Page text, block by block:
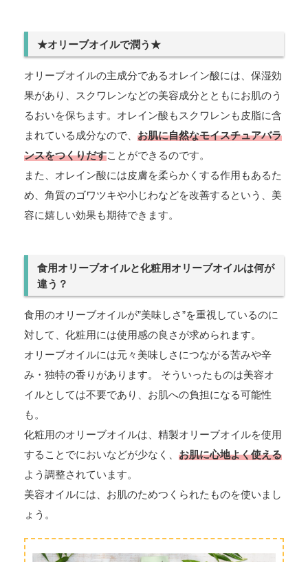
★オリーブオイルで潤う★
オリーブオイルの主成分であるオレイン酸には、保湿効
果があり、スクワレンなどの美容成分とともにお肌のう
るおいを保ちます。オレイン酸もスクワレンも皮脂に含
まれている成分なので、 お肌に自然なモイスチュアバラ
ンスをつくりだすことができるのです。
また、オレイン酸には皮膚を柔らかくする作用もあるた
め、角質のゴワツキや小じわなどを改善するという、美
容に嬉しい効果も期待できます。
食用オリーブオイルと化粧用オリーブオイルは何が
違う？
食用のオリーブオイルが”美味しさ”を重視しているのに
対して、化粧用には使用感の良さが求められます。
オリーブオイルには元々美味しさにつながる苦みや辛
み・独特の香りがあります。 そういったものは美容オ
イルとしては不要であり、お肌への負担になる可能性
も。
化粧用のオリーブオイルは、精製オリーブオイルを使用
することでにおいなどが少なく、 お肌に心地よく使える
よう調整されています。
美容オイルには、お肌のためつくられたものを使いまし
ょう。